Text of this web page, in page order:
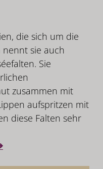
die sich um die
sie auch
Sie
zusammen mit
aufspritzen mit
diese Falten sehr